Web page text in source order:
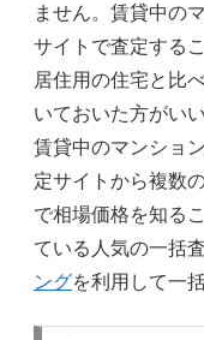
ません。賃貸中の
サイトで査定する
居住用の住宅と比
いておいた方がい
賃貸中のマンショ
定サイトから複数
で相場価格を知る
ている人気の一括
ングを利用して一